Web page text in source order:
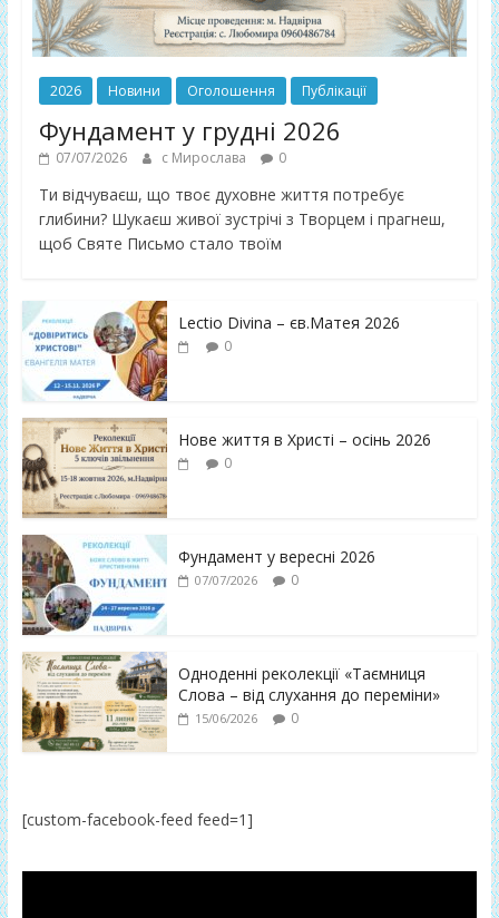
2026 Новини Оголошення Публікації
Фундамент у грудні 2026
07/07/2026 с Мирослава 0
Ти відчуваєш, що твоє духовне життя потребує
глибини? Шукаєш живої зустрічі з Творцем і прагнеш,
щоб Святе Письмо стало твоїм
Lectio Divina – єв.Матея 2026
0
Нове життя в Христі – осінь 2026
0
Фундамент у вересні 2026
07/07/2026 0
Одноденні реколекції «Таємниця
Слова – від слухання до переміни»
15/06/2026 0
[custom-facebook-feed feed=1]